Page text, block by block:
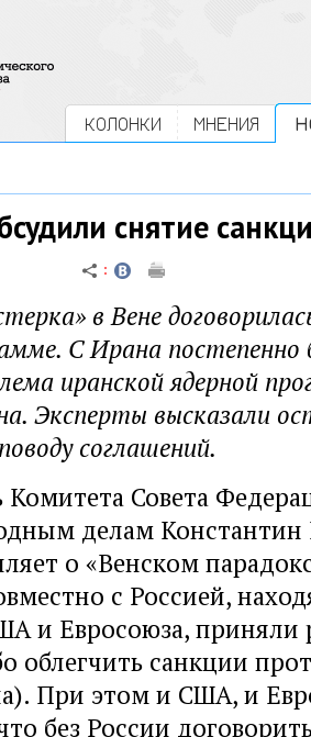
КОЛОНКИ МНЕНИЯ
снятие
в Вене
С Ирана
иранской ядерной
Эксперты высказали
соглашений.
Комитета Совета
делам Константин
о «Венском
с Россией,
и Евросоюза, приняли
облегчить санкции
При этом и США, и
без России